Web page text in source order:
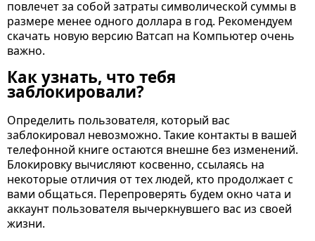
повлечет за собой затраты символической суммы в
размере менее одного доллара в год. Рекомендуем
скачать новую версию Ватсап на Компьютер очень
важно.
Как узнать, что тебя
заблокировали?
Определить пользователя, который вас
заблокировал невозможно. Такие контакты в вашей
телефонной книге остаются внешне без изменений.
Блокировку вычисляют косвенно, ссылаясь на
некоторые отличия от тех людей, кто продолжает с
вами общаться. Перепроверять будем окно чата и
аккаунт пользователя вычеркнувшего вас из своей
жизни.